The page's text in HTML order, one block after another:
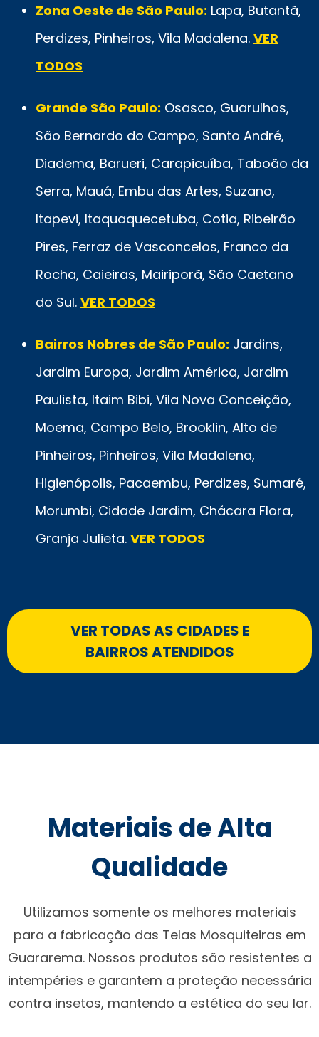
Zona Oeste de São Paulo: Lapa, Butantã,
Perdizes, Pinheiros, Vila Madalena. VER
TODOS
Grande São Paulo: Osasco, Guarulhos,
São Bernardo do Campo, Santo André,
Diadema, Barueri, Carapicuíba, Taboão da
Serra, Mauá, Embu das Artes, Suzano,
Itapevi, Itaquaquecetuba, Cotia, Ribeirão
Pires, Ferraz de Vasconcelos, Franco da
Rocha, Caieiras, Mairiporã, São Caetano
do Sul. VER TODOS
Bairros Nobres de São Paulo: Jardins,
Jardim Europa, Jardim América, Jardim
Paulista, Itaim Bibi, Vila Nova Conceição,
Moema, Campo Belo, Brooklin, Alto de
Pinheiros, Pinheiros, Vila Madalena,
Higienópolis, Pacaembu, Perdizes, Sumaré,
Morumbi, Cidade Jardim, Chácara Flora,
Granja Julieta. VER TODOS
VER TODAS AS CIDADES E
BAIRROS ATENDIDOS
Materiais de Alta
Qualidade
Utilizamos somente os melhores materiais
para a fabricação das Telas Mosquiteiras em
Guararema. Nossos produtos são resistentes a
intempéries e garantem a proteção necessária
contra insetos, mantendo a estética do seu lar.